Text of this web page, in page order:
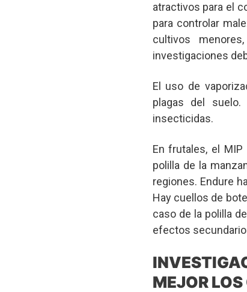
atractivos para el
para controlar
cultivos
investigaciones
El uso de
plagas del
insecticidas.
En frutales, el
polilla de la
regiones. Endure
Hay cuellos de
caso de la polilla
efectos
MEJOR